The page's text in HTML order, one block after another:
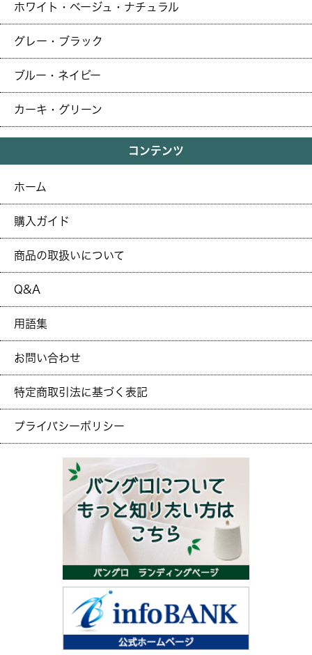
ホワイト・ベージュ・ナチュラル
グレー・ブラック
ブルー・ネイビー
カーキ・グリーン
コンテンツ
ホーム
購入ガイド
商品の取扱いについて
Q&A
用語集
お問い合わせ
特定商取引法に基づく表記
プライバシーポリシー